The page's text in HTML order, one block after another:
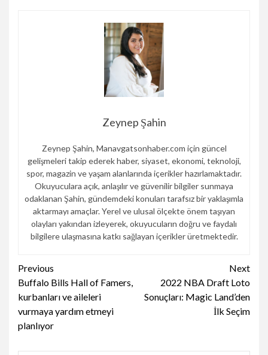
Zeynep Şahin
Zeynep Şahin, Manavgatsonhaber.com için güncel
gelişmeleri takip ederek haber, siyaset, ekonomi, teknoloji,
spor, magazin ve yaşam alanlarında içerikler hazırlamaktadır.
Okuyuculara açık, anlaşılır ve güvenilir bilgiler sunmaya
odaklanan Şahin, gündemdeki konuları tarafsız bir yaklaşımla
aktarmayı amaçlar. Yerel ve ulusal ölçekte önem taşıyan
olayları yakından izleyerek, okuyucuların doğru ve faydalı
bilgilere ulaşmasına katkı sağlayan içerikler üretmektedir.
Continue
Reading
Previous
Buffalo Bills Hall of Famers,
kurbanları ve aileleri
vurmaya yardım etmeyi
planlıyor
Next
2022 NBA Draft Loto
Sonuçları: Magic Land’den
İlk Seçim